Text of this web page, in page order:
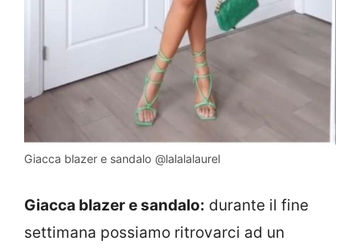
Giacca blazer e sandalo @lalalalaurel
Giacca blazer e sandalo: durante il fine
settimana possiamo ritrovarci ad un